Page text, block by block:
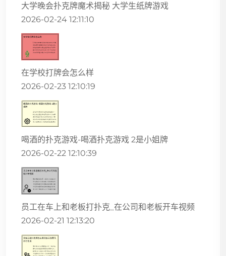
大学晚会扑克牌魔术揭秘 大学生纸牌游戏
2026-02-24 12:11:10
在学校打牌会怎么样
2026-02-23 12:10:19
喝酒的扑克游戏-喝酒扑克游戏 2是小姐牌
2026-02-22 12:10:39
员工在车上和老板打扑克_在公司和老板开车视频
2026-02-21 12:13:20